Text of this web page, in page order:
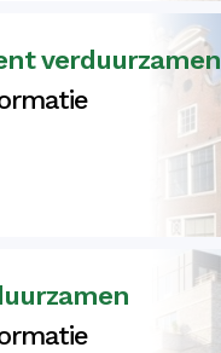
verduurzamen